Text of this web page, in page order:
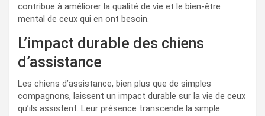
contribue à améliorer la qualité de vie et le bien-être
mental de ceux qui en ont besoin.
L’impact durable des chiens
d’assistance
Les chiens d’assistance, bien plus que de simples
compagnons, laissent un impact durable sur la vie de ceux
qu’ils assistent. Leur présence transcende la simple